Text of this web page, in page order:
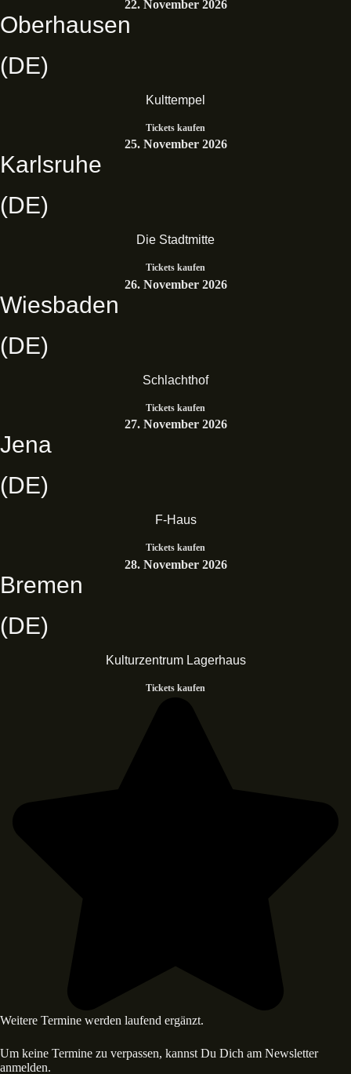
22. November 2026
Oberhausen
(DE)
Kulttempel
Tickets kaufen
25. November 2026
Karlsruhe
(DE)
Die Stadtmitte
Tickets kaufen
26. November 2026
Wiesbaden
(DE)
Schlachthof
Tickets kaufen
27. November 2026
Jena
(DE)
F-Haus
Tickets kaufen
28. November 2026
Bremen
(DE)
Kulturzentrum Lagerhaus
Tickets kaufen
Weitere Termine werden laufend ergänzt.
Um keine Termine zu verpassen, kannst Du Dich am Newsletter
anmelden.